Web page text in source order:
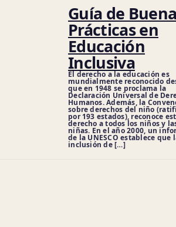
Guía de
Prácticas en
Educación
Inclusiva
El derecho a la educación es
mundialmente reconocido
que en 1948 se proclama la
Declaración Universal de
Humanos. Además, la
sobre derechos del niño
por 193 estados), reconoce
derecho a todos los niños y
niñas. En el año 2000, un
de la UNESCO establece que
inclusión de […]